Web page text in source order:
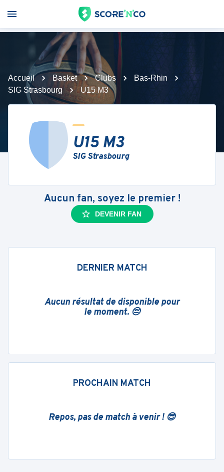
Accueil Basket Clubs
Bas-Rhin
SIG Strasbourg
U15 M3
U15 M3
SIG Strasbourg
Aucun fan, soyez le premier !
DEVENIR FAN
DERNIER MATCH
Aucun résultat de disponible pour
le moment. 😔
PROCHAIN MATCH
Repos, pas de match à venir ! 😎